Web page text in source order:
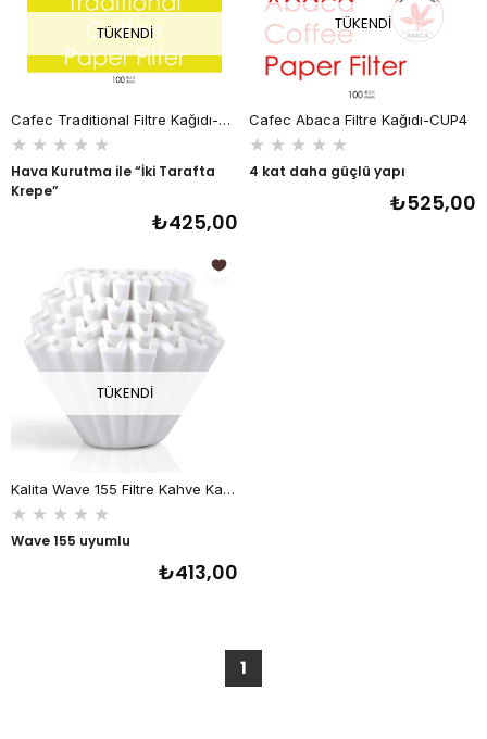
TÜKENDI
Cafec Traditional Filtre Kağıdı-CUP4
★ ★ ★ ★ ★
Hava Kurutma ile “İki Tarafta
Krepe”
₺425,00
TÜKENDI
Cafec Abaca Filtre Kağıdı-CUP4
★ ★ ★ ★ ★
4 kat daha güçlü yapı
₺525,00
TÜKENDI
Kalita Wave 155 Filtre Kahve Kağıdı, 100 Adet, Beyaz
★ ★ ★ ★ ★
Wave 155 uyumlu
₺413,00
1